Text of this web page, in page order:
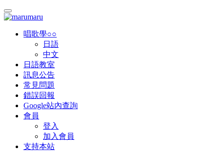
唱歌學○○
日語
中文
日語教室
訊息公告
常見問題
錯誤回報
Google站內查詢
會員
登入
加入會員
支持本站